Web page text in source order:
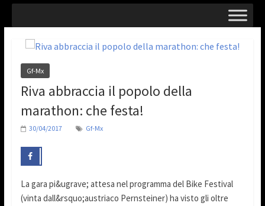
Gf-Mx
Riva abbraccia il popolo della
marathon: che festa!
30/04/2017 Gf-Mx
La gara pi&ugrave; attesa nel programma del Bike Festival
(vinta dall&rsquo;austriaco Pernsteiner) ha visto gli oltre